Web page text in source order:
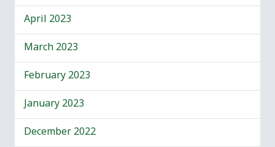
April 2023
March 2023
February 2023
January 2023
December 2022